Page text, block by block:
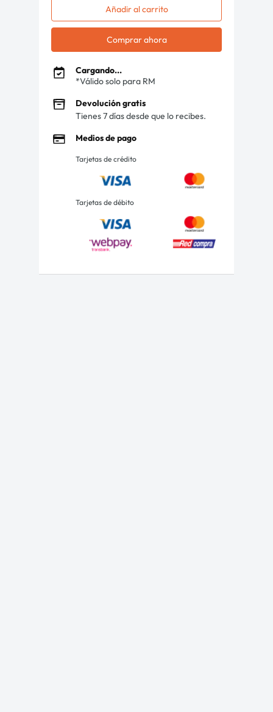
Añadir al carrito
Comprar ahora
Cargando...
*Válido solo para RM
Devolución gratis
Tienes 7 días desde que lo recibes.
Medios de pago
Tarjetas de crédito
Tarjetas de débito